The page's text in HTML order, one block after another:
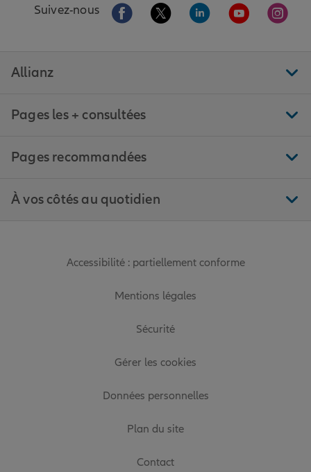
Suivez-nous Aller sur la page Facebook de Allianz
Aller sur la page Twitter de
Aller sur la page
Aller sur la
Aller
Allianz
Pages les + consultées
Pages recommandées
À vos côtés au quotidien
Accessibilité : partiellement conforme
Mentions légales
Sécurité
Gérer les cookies
Données personnelles
Plan du site
Contact